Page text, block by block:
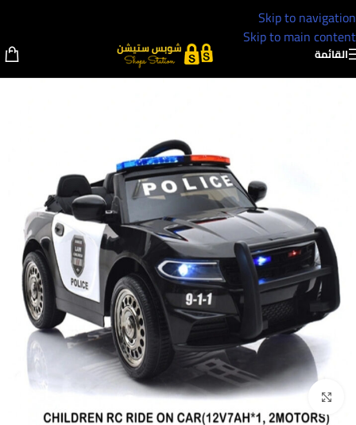
Skip to navigation
Skip to main content
القائمة
Click to enlarge